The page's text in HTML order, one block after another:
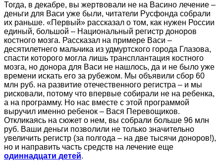
Тогда, в декабре, вы жертвовали не на Васино лечение –
деньги для Васи уже были, читатели Русфонда собрали
их раньше. «Первый» рассказал о том, как нужен России
единый, большой – Национальный регистр доноров
костного мозга. Рассказал на примере Васи –
десятилетнего мальчика из удмуртского города Глазова,
спасти которого могла лишь трансплантация костного
мозга, но донора для Васи не нашлось, да и не было уже
времени искать его за рубежом. Мы объявили сбор 60
млн руб. на развитие отечественного регистра – и мы
рисковали, потому что впервые собирали не на ребенка,
а на программу. Но нас вместе с этой программой
выручил именно ребенок – Вася Перевощиков.
Откликаясь на сюжет о нем, вы собрали больше 96 млн
руб. Ваши деньги позволили не только значительно
увеличить регистр (за полгода – на две тысячи доноров!),
но и направить часть средств на лечение еще
одиннадцати детей.